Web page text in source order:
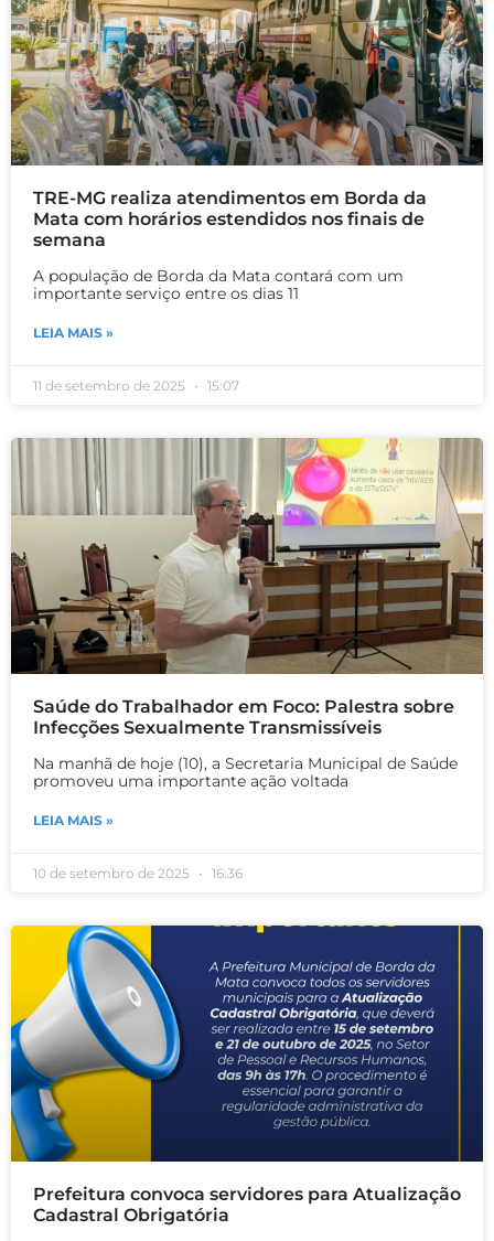
TRE-MG realiza atendimentos em Borda da
Mata com horários estendidos nos finais de
semana
A população de Borda da Mata contará com um
importante serviço entre os dias 11
LEIA MAIS »
11 de setembro de 2025 15:07
Saúde do Trabalhador em Foco: Palestra sobre
Infecções Sexualmente Transmissíveis
Na manhã de hoje (10), a Secretaria Municipal de Saúde
promoveu uma importante ação voltada
LEIA MAIS »
10 de setembro de 2025 16:36
Prefeitura convoca servidores para Atualização
Cadastral Obrigatória